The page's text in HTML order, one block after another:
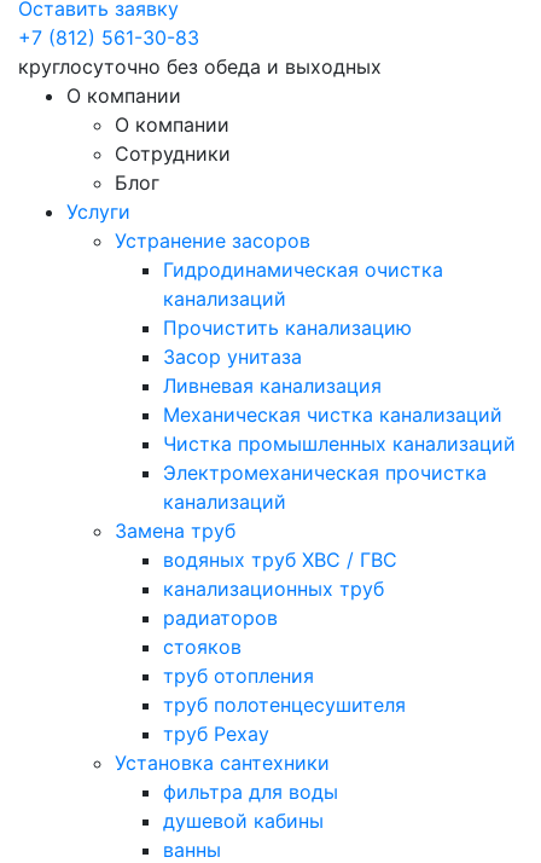
Оставить заявку
+7 (812) 561-30-83
круглосуточно без обеда и выходных
О компании
О компании
Сотрудники
Блог
Услуги
Устранение засоров
Гидродинамическая очистка
канализаций
Прочистить канализацию
Засор унитаза
Ливневая канализация
Механическая чистка канализаций
Чистка промышленных канализаций
Электромеханическая прочистка
канализаций
Замена труб
водяных труб ХВС / ГВС
канализационных труб
радиаторов
стояков
труб отопления
труб полотенцесушителя
труб Рехау
Установка сантехники
фильтра для воды
душевой кабины
ванны